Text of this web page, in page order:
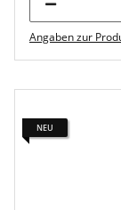
Angaben zur
NEU